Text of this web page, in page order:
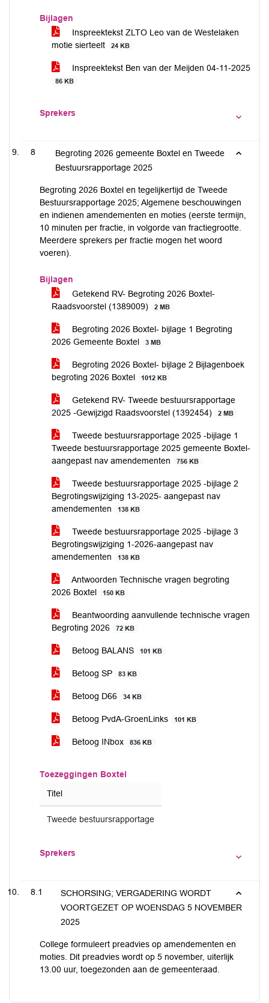
Bijlagen
Inspreektekst ZLTO Leo van de Westelaken
motie sierteelt
24 KB
Inspreektekst Ben van der Meijden 04-11-2025
86 KB
Sprekers
8
Begroting 2026 gemeente Boxtel en Tweede
Bestuursrapportage 2025
Begroting 2026 Boxtel en tegelijkertijd de Tweede
Bestuursrapportage 2025; Algemene beschouwingen
en indienen amendementen en moties (eerste termijn,
10 minuten per fractie, in volgorde van fractiegrootte.
Meerdere sprekers per fractie mogen het woord
voeren).
Bijlagen
Getekend RV- Begroting 2026 Boxtel-
Raadsvoorstel (1389009)
2 MB
Begroting 2026 Boxtel- bijlage 1 Begroting
2026 Gemeente Boxtel
3 MB
Begroting 2026 Boxtel- bijlage 2 Bijlagenboek
begroting 2026 Boxtel
1012 KB
Getekend RV- Tweede bestuursrapportage
2025 -Gewijzigd Raadsvoorstel (1392454)
2 MB
Tweede bestuursrapportage 2025 -bijlage 1
Tweede bestuursrapportage 2025 gemeente Boxtel-
aangepast nav amendementen
756 KB
Tweede bestuursrapportage 2025 -bijlage 2
Begrotingswijziging 13-2025- aangepast nav
amendementen
138 KB
Tweede bestuursrapportage 2025 -bijlage 3
Begrotingswijziging 1-2026-aangepast nav
amendementen
138 KB
Antwoorden Technische vragen begroting
2026 Boxtel
150 KB
Beantwoording aanvullende technische vragen
Begroting 2026
72 KB
Betoog BALANS 101 KB
Betoog SP 83 KB
Betoog D66 34 KB
Betoog PvdA-GroenLinks 101 KB
Betoog INbox 836 KB
Toezeggingen Boxtel
Titel
Tweede bestuursrapportage
Sprekers
8.1
SCHORSING; VERGADERING WORDT
VOORTGEZET OP WOENSDAG 5 NOVEMBER
2025
College formuleert preadvies op amendementen en
moties. Dit preadvies wordt op 5 november, uiterlijk
13.00 uur, toegezonden aan de gemeenteraad.